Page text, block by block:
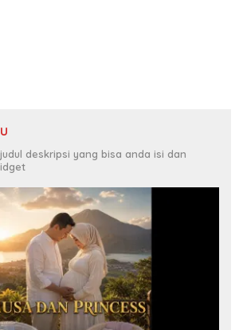
deskripsi yang bisa anda isi dan